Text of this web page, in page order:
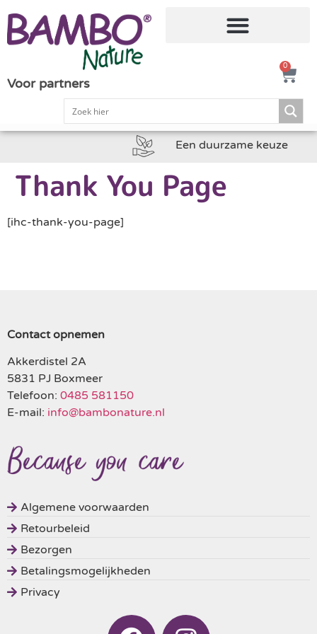
Voor partners
0
Een duurzame keuze
Thank You Page
[ihc-thank-you-page]
Contact opnemen
Akkerdistel 2A
5831 PJ Boxmeer
Telefoon: 0485 581150
E-mail: info@bambonature.nl
Algemene voorwaarden
Retourbeleid
Bezorgen
Betalingsmogelijkheden
Privacy